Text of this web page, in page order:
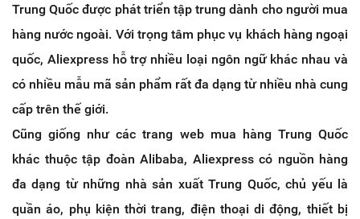
Trung Quốc được phát triển tập trung dành cho người mua
hàng nước ngoài. Với trọng tâm phục vụ khách hàng ngoại
quốc, Aliexpress hỗ trợ nhiều loại ngôn ngữ khác nhau và
có nhiều mẫu mã sản phẩm rất đa dạng từ nhiều nhà cung
cấp trên thế giới.
Cũng giống như các trang web mua hàng Trung Quốc
khác thuộc tập đoàn Alibaba, Aliexpress có nguồn hàng
đa dạng từ những nhà sản xuất Trung Quốc, chủ yếu là
quần áo, phụ kiện thời trang, điện thoại di động, thiết bị